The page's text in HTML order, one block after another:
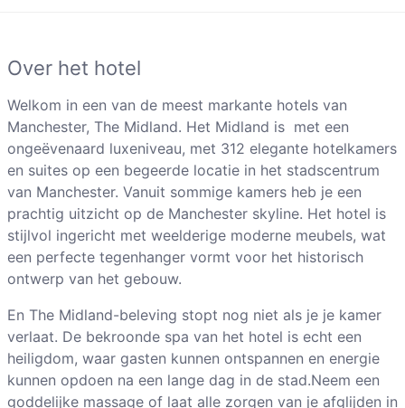
Over het hotel
Welkom in een van de meest markante hotels van
Manchester, The Midland. Het Midland is met een
ongeëvenaard luxeniveau, met 312 elegante hotelkamers
en suites op een begeerde locatie in het stadscentrum
van Manchester. Vanuit sommige kamers heb je een
prachtig uitzicht op de Manchester skyline. Het hotel is
stijlvol ingericht met weelderige moderne meubels, wat
een perfecte tegenhanger vormt voor het historisch
ontwerp van het gebouw.
En The Midland-beleving stopt nog niet als je je kamer
verlaat. De bekroonde spa van het hotel is echt een
heiligdom, waar gasten kunnen ontspannen en energie
kunnen opdoen na een lange dag in de stad.Neem een
goddelijke massage of laat alle zorgen van je afglijden in